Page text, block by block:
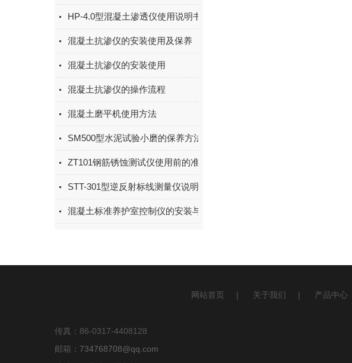
HP-4.0型混凝土渗透仪使用说明书
混凝土抗渗仪的安装使用及保养
混凝土抗渗仪的安装使用
混凝土抗渗仪的操作流程
混凝土磨平机使用方法
SM500型水泥试验小磨的保养方法
ZT101钢筋锈蚀测试仪使用前的准备工作
STT-301型逆反射标线测量仪说明书
混凝土标准养护室控制仪的安装与使用
网站首页 | 关于我们 | 产品中心
传真：86-0317-4408128
邮箱： 734768708@qq.com